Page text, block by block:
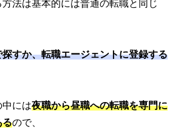
法は基本的には普通の転職と同じ
すか、転職エージェントに登録する
には夜職から昼職への転職を専門に
るので、